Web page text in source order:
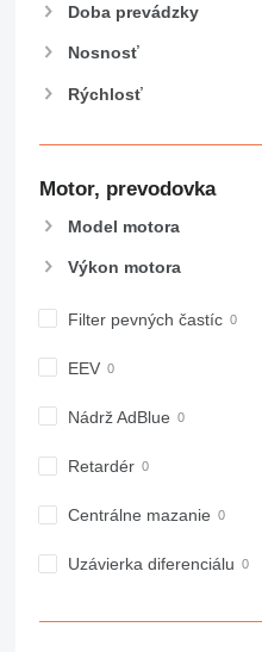
907
914
926
938
953
963
972
980
982
Doba prevádzky
Nosnosť
Rýchlosť
Motor, prevodovka
Model motora
Výkon motora
Filter pevných častíc
EEV
Nádrž AdBlue
Retardér
Centrálne mazanie
Uzávierka diferenciálu